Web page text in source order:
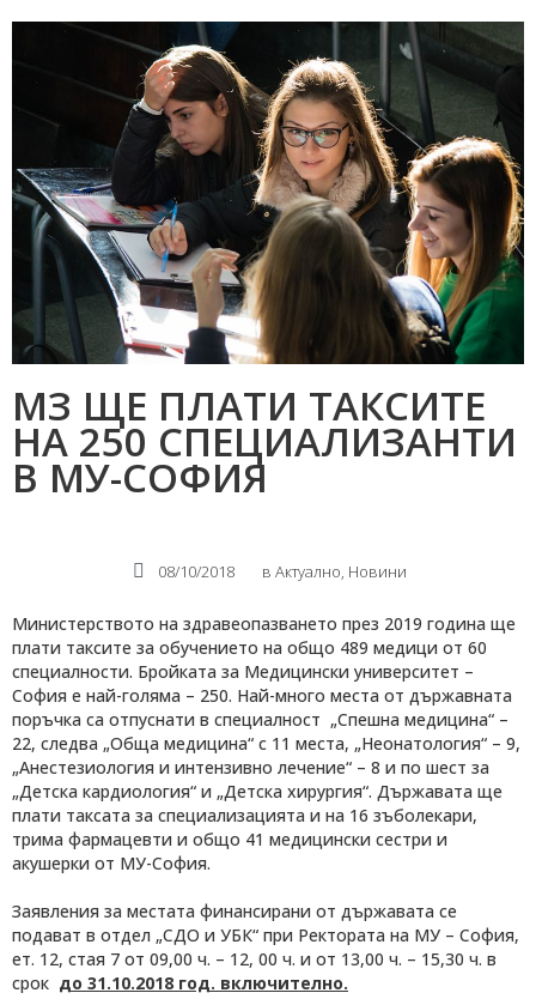
МЗ ЩЕ ПЛАТИ ТАКСИТЕ
НА 250 СПЕЦИАЛИЗАНТИ
В МУ-СОФИЯ
08/10/2018 в Актуално, Новини
Министерството на здравеопазването през 2019 година ще
плати таксите за обучението на общо 489 медици от 60
специалности. Бройката за Медицински университет –
София е най-голяма – 250. Най-много места от държавната
поръчка са отпуснати в специалност „Спешна медицина“ –
22, следва „Обща медицина“ с 11 места, „Неонатология“ – 9,
„Анестезиология и интензивно лечение“ – 8 и по шест за
„Детска кардиология“ и „Детска хирургия“. Държавата ще
плати таксата за специализацията и на 16 зъболекари,
трима фармацевти и общо 41 медицински сестри и
акушерки от МУ-София.
Заявления за местата финансирани от държавата се
подават в отдел „СДО и УБК“ при Ректората на МУ – София,
ет. 12, стая 7 от 09,00 ч. – 12, 00 ч. и от 13,00 ч. – 15,30 ч. в
срок до 31.10.2018 год. включително.